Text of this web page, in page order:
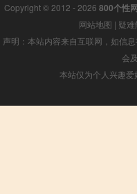
Copyright © 2012 - 2026 800个性
网站地图 | 疑难
声明：本站内容来自互联网，如信
会
本站仅为个人兴趣